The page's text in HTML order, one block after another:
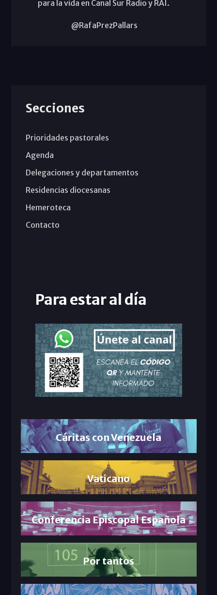
para la vida en Canal Sur Radio y RAI.
@RafaPrezPallars
Secciones
Prioridades pastorales
Agenda
Delegaciones y departamentos
Residencias diocesanas
Hemeroteca
Contacto
Para estar al día
Cáritas con Venezuela
Vaticano
Conferencia Episcopal Española
Por tantos